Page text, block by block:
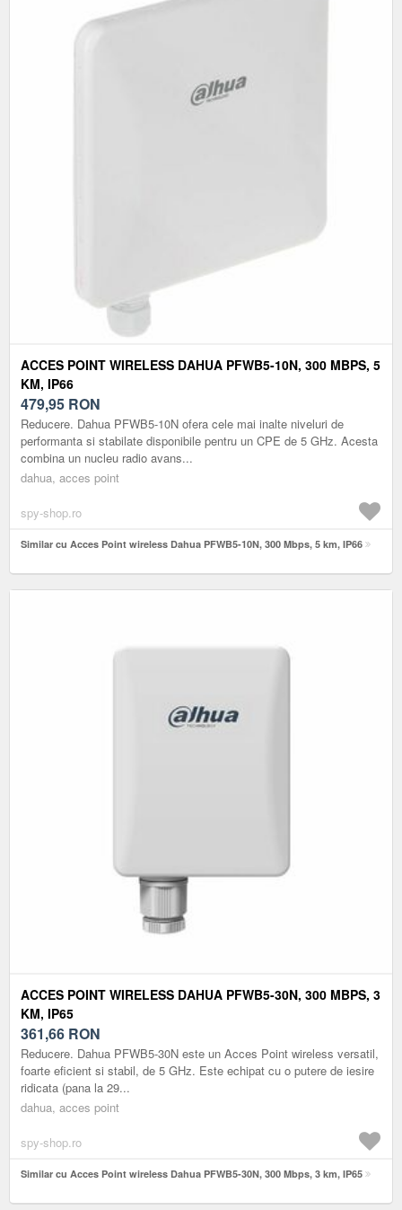
ACCES POINT WIRELESS DAHUA PFWB5-10N, 300 MBPS, 5
KM, IP66
479,95 RON
Reducere. Dahua PFWB5-10N ofera cele mai inalte niveluri de
performanta si stabilate disponibile pentru un CPE de 5 GHz. Acesta
combina un nucleu radio avans...
dahua, acces point
spy-shop.ro
Similar cu Acces Point wireless Dahua PFWB5-10N, 300 Mbps, 5 km, IP66
ACCES POINT WIRELESS DAHUA PFWB5-30N, 300 MBPS, 3
KM, IP65
361,66 RON
Reducere. Dahua PFWB5-30N este un Acces Point wireless versatil,
foarte eficient si stabil, de 5 GHz. Este echipat cu o putere de iesire
ridicata (pana la 29...
dahua, acces point
spy-shop.ro
Similar cu Acces Point wireless Dahua PFWB5-30N, 300 Mbps, 3 km, IP65